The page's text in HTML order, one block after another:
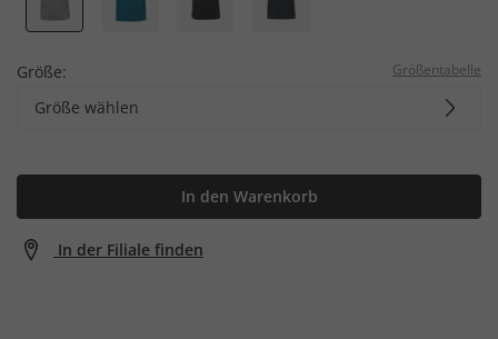
Größe: Größentabelle
Größe wählen
In den Warenkorb
In der Filiale finden